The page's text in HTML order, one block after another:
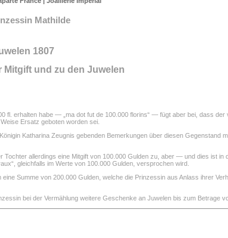
Mathilde
1807
und zu den Juwelen
fl. erhalten habe — „ma dot fut de 100.000 florins“ — fügt aber bei, dass
Ersatz geboten worden sei.
Katharina Zeugnis gebenden Bemerkungen über diesen
Tochter allerdings eine Mitgift von 100.000 Gulden zu, aber — und dies ist
gleichfalls im Werte von 100.000 Gulden, versprochen wird.
Summe von 200.000 Gulden, welche die Prinzessin aus Anlass ihrer
bei der Vermählung weitere Geschenke an Juwelen bis zum Betrage